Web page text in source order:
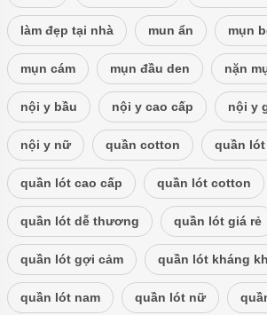
làm đẹp tại nhà mun ẩn mụn
mụn cám mụn đầu den nặn
nội y bầu nội y cao cấp nội y
nội y nữ quần cotton quần lót
quần lót cao cấp quần lót cotton
quần lót dễ thương quần lót giá rẻ
quần lót gợi cảm quần lót kháng
quần lót nam quần lót nữ